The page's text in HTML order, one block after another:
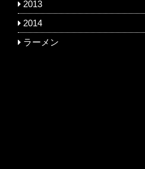
2013
2014
ラーメン